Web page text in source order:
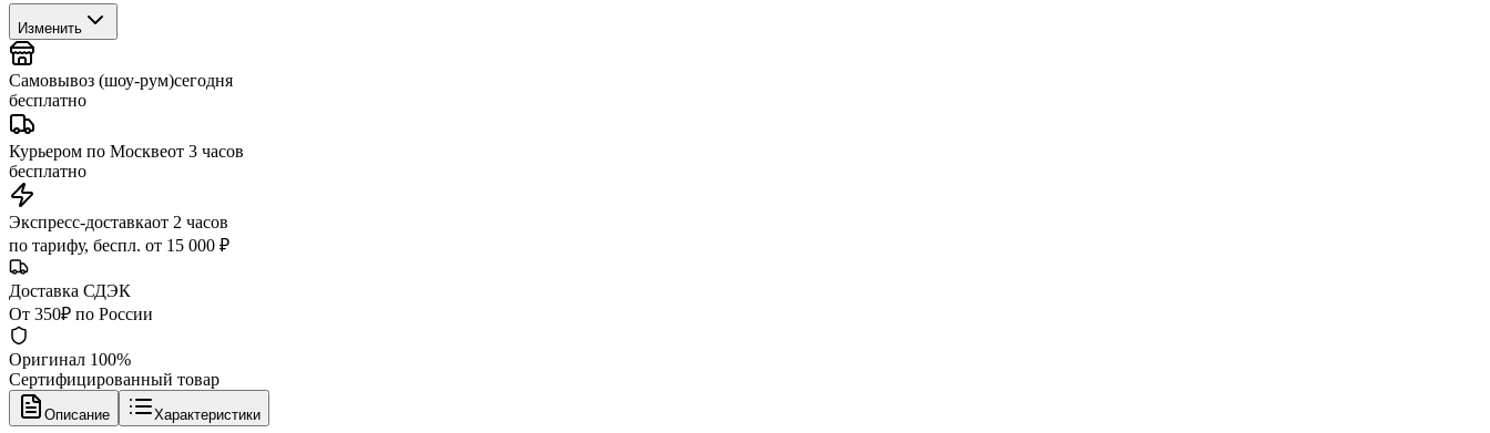
Изменить
Самовывоз (шоу-рум)сегодня
бесплатно
Курьером по Москвеот 3 часов
бесплатно
Экспресс-доставкаот 2 часов
по тарифу, беспл. от 15 000 ₽
Доставка СДЭК
От 350₽ по России
Оригинал 100%
Сертифицированный товар
Описание Характеристики